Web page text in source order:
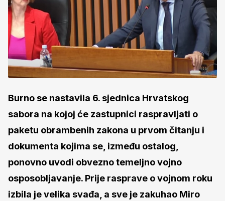
Burno se nastavila 6. sjednica Hrvatskog
sabora na kojoj će zastupnici raspravljati o
paketu obrambenih zakona u prvom čitanju i
dokumenta kojima se, između ostalog,
ponovno uvodi obvezno temeljno vojno
osposobljavanje. Prije rasprave o vojnom roku
izbila je velika svađa, a sve je zakuhao Miro